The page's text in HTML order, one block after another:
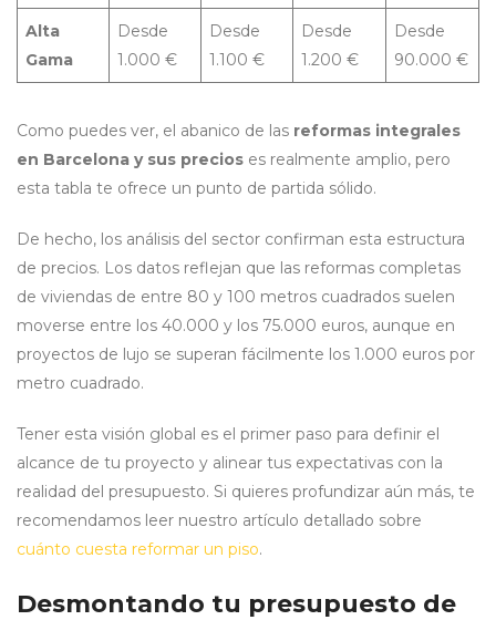
Alta
Gama
Desde
1.000 €
Desde
1.100 €
Desde
1.200 €
Desde
90.000 €
Como puedes ver, el abanico de las reformas integrales
en Barcelona y sus precios es realmente amplio, pero
esta tabla te ofrece un punto de partida sólido.
De hecho, los análisis del sector confirman esta estructura
de precios. Los datos reflejan que las reformas completas
de viviendas de entre 80 y 100 metros cuadrados suelen
moverse entre los 40.000 y los 75.000 euros, aunque en
proyectos de lujo se superan fácilmente los 1.000 euros por
metro cuadrado.
Tener esta visión global es el primer paso para definir el
alcance de tu proyecto y alinear tus expectativas con la
realidad del presupuesto. Si quieres profundizar aún más, te
recomendamos leer nuestro artículo detallado sobre
cuánto cuesta reformar un piso.
Desmontando tu presupuesto de